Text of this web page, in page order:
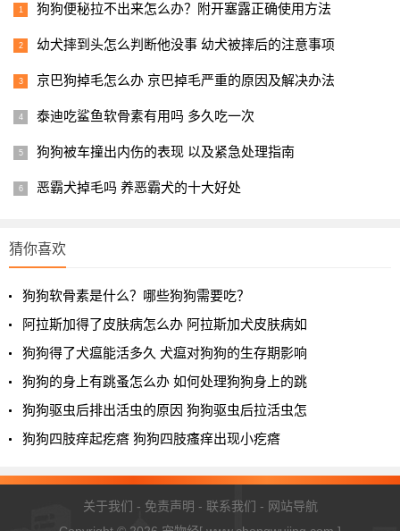
狗狗便秘拉不出来怎么办？附开塞露正确使用方法
幼犬摔到头怎么判断他没事 幼犬被摔后的注意事项
京巴狗掉毛怎么办 京巴掉毛严重的原因及解决办法
泰迪吃鲨鱼软骨素有用吗 多久吃一次
狗狗被车撞出内伤的表现 以及紧急处理指南
恶霸犬掉毛吗 养恶霸犬的十大好处
猜你喜欢
狗狗软骨素是什么？哪些狗狗需要吃？
阿拉斯加得了皮肤病怎么办 阿拉斯加犬皮肤病如
狗狗得了犬瘟能活多久 犬瘟对狗狗的生存期影响
狗狗的身上有跳蚤怎么办 如何处理狗狗身上的跳
狗狗驱虫后排出活虫的原因 狗狗驱虫后拉活虫怎
狗狗四肢痒起疙瘩 狗狗四肢瘙痒出现小疙瘩
关于我们 - 免责声明 - 联系我们 - 网站导航